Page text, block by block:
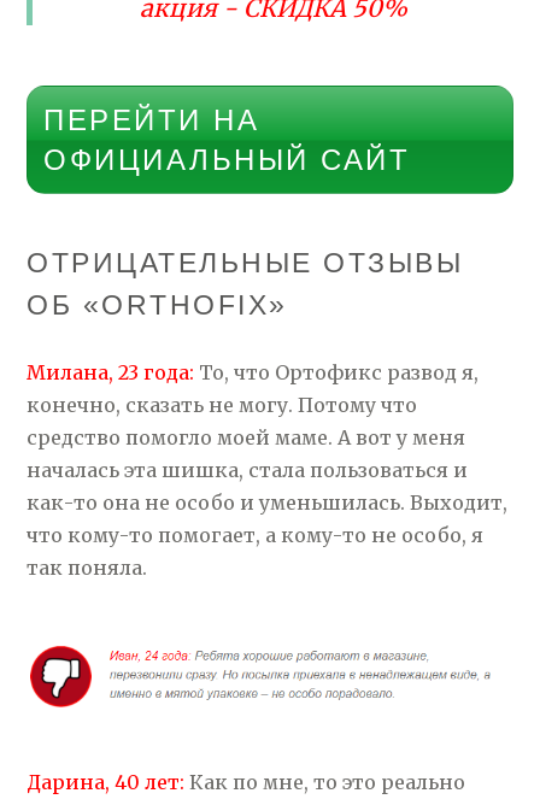
акция - СКИДКА 50%
ПЕРЕЙТИ НА
ОФИЦИАЛЬНЫЙ САЙТ
ОТРИЦАТЕЛЬНЫЕ ОТЗЫВЫ
ОБ «ORTHOFIX»
Милана, 23 года: То, что Ортофикс развод я,
конечно, сказать не могу. Потому что
средство помогло моей маме. А вот у меня
началась эта шишка, стала пользоваться и
как-то она не особо и уменьшилась. Выходит,
что кому-то помогает, а кому-то не особо, я
так поняла.
Дарина, 40 лет:Как по мне, то это реально